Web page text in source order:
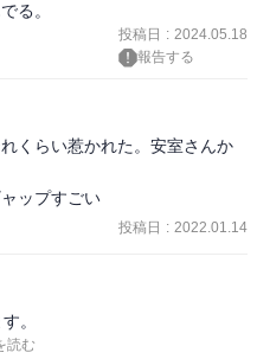
る。
投稿日 : 2024.05.18
報告する
くらい惹かれた。安室さんか
ップすごい
投稿日 : 2022.01.14
。
な内容で面白かったです！そ
読む